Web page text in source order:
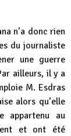
n’a donc rien
du journaliste
une guerre
ailleurs, il y a
M. Esdras
alors qu’elle
appartenu au
et ont été